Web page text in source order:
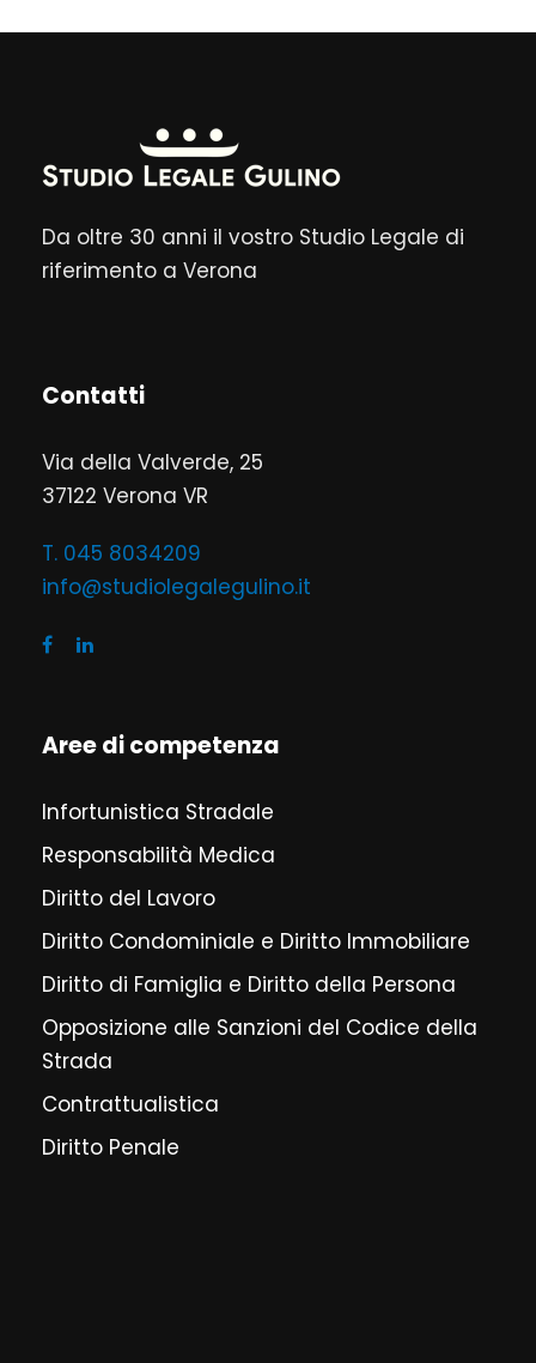
Da oltre 30 anni il vostro Studio Legale di
riferimento a Verona
Contatti
Via della Valverde, 25
37122 Verona VR
T. 045 8034209
info@studiolegalegulino.it
Aree di competenza
Infortunistica Stradale
Responsabilità Medica
Diritto del Lavoro
Diritto Condominiale e Diritto Immobiliare
Diritto di Famiglia e Diritto della Persona
Opposizione alle Sanzioni del Codice della
Strada
Contrattualistica
Diritto Penale